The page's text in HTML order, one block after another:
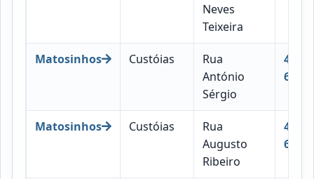
Neves
Teixeira
Matosinhos Custóias
Rua
António
Sérgio
4460-
679
Matosinhos Custóias
Rua
Augusto
Ribeiro
4460-
680